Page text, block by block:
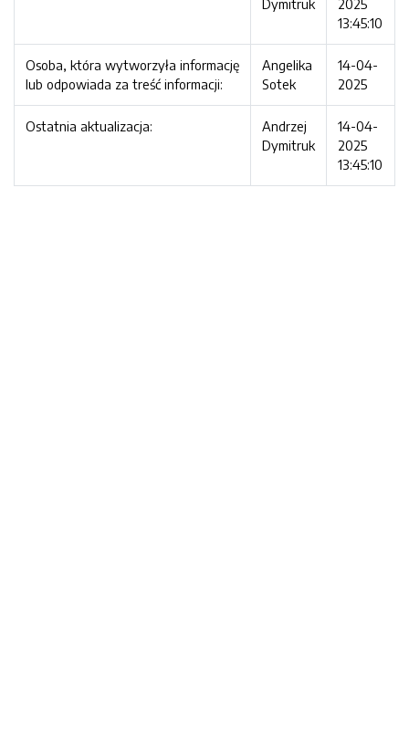
Dymitruk
2025
13:45:10
Osoba, która wytworzyła informację
lub odpowiada za treść informacji:
Angelika
Sotek
14-04-
2025
Ostatnia aktualizacja:
Andrzej
Dymitruk
14-04-
2025
13:45:10